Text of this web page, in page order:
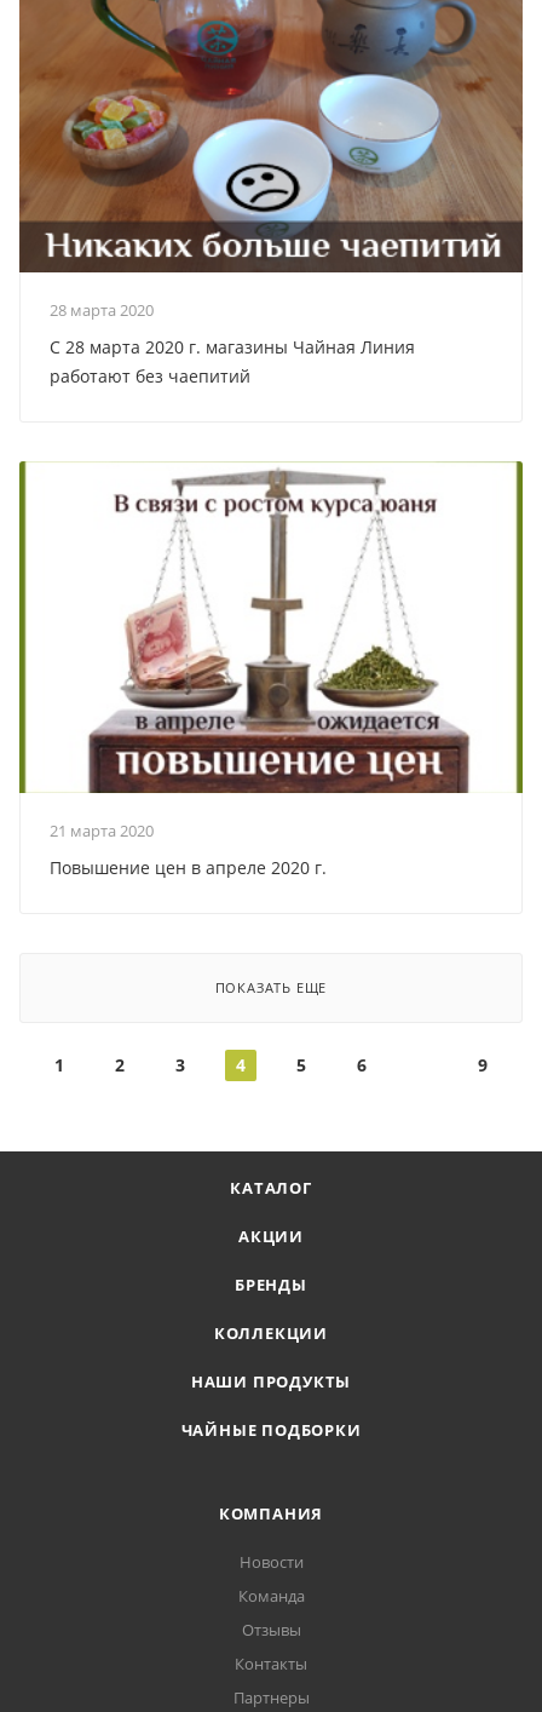
28 марта 2020
С 28 марта 2020 г. магазины Чайная Линия
работают без чаепитий
21 марта 2020
Повышение цен в апреле 2020 г.
ПОКАЗАТЬ ЕЩЕ
1 2 3 4 5 6 9
КАТАЛОГ
АКЦИИ
БРЕНДЫ
КОЛЛЕКЦИИ
НАШИ ПРОДУКТЫ
ЧАЙНЫЕ ПОДБОРКИ
КОМПАНИЯ
Новости
Команда
Отзывы
Контакты
Партнеры